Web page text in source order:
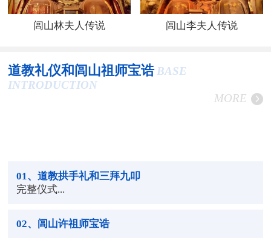
闾山林夫人传说 闾山李夫人传说
道教礼仪和闾山祖师宝诰 BASE
INTRODUCTION
MORE
01 、道教拱手礼和三拜九叩
完整仪式...
02、闾山许祖师宝诰